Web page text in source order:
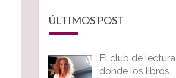
ÚLTIMOS POST
El club de lectura
donde los libros